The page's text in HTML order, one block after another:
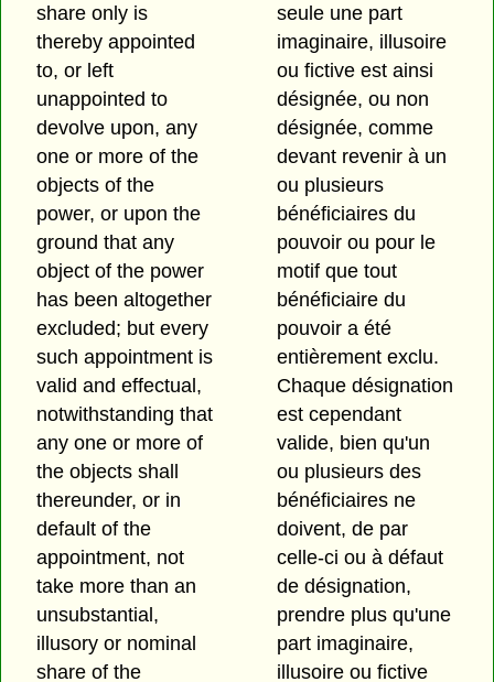
share only is
thereby appointed
to, or left
unappointed to
devolve upon, any
one or more of the
objects of the
power, or upon the
ground that any
object of the power
has been altogether
excluded; but every
such appointment is
valid and effectual,
notwithstanding that
any one or more of
the objects shall
thereunder, or in
default of the
appointment, not
take more than an
unsubstantial,
illusory or nominal
share of the
seule une part
imaginaire, illusoire
ou fictive est ainsi
désignée, ou non
désignée, comme
devant revenir à un
ou plusieurs
bénéficiaires du
pouvoir ou pour le
motif que tout
bénéficiaire du
pouvoir a été
entièrement exclu.
Chaque désignation
est cependant
valide, bien qu'un
ou plusieurs des
bénéficiaires ne
doivent, de par
celle-ci ou à défaut
de désignation,
prendre plus qu'une
part imaginaire,
illusoire ou fictive